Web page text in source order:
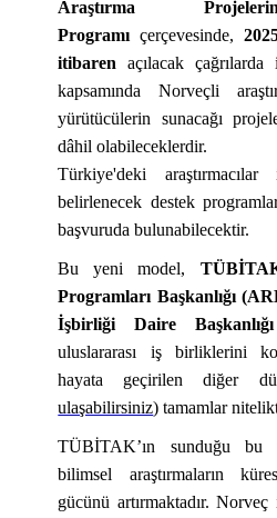
Hakkımızda
Tarihçe
Tanıtım Filmi
Kurumsal Kimlik
Üniversite Yönetimi
Rektör Yardımcıları
Rektör Danışmanları
Stratejik Plan
2022-2026 Stratejik
İdare Faaliyet Raporu
Yönetim Modelleri
Yönetişim Modeli
Politikalarımız
AKADEMİK
Lisansüstü Eğitim Enstitüsü
Mühendislik ve Doğa
Sağlık Bilimleri Fakültesi
Meslek Yüksekokulları
Akçadağ Meslek
Yüksekokullar
ÖĞRENCİ
OBS (Öğrenci ve
OBS ( Bölüm Başkanı
Öğrenci Toplulukları
Mezun Bilgi Sistemi
Uygulama ve Araştırma
Arı ve Arı Ürünleri
Araştırma Koordinatörlüğü
İDARİ
Genel Sekreterlik
E-HİZMET
Araştırma
Programı çerçevesinde,
itibaren açılacak
kapsamında Norveçli
yürütücülerin sunacağı
dâhil olabileceklerdir.
Türkiye'deki
belirlenecek destek
başvuruda bulunabilecektir.
Bu yeni model,
Programları Başkanlığı
İşbirliği Daire
uluslararası iş birliklerini
hayata geçirilen diğer
ulaşabilirsiniz) tamamlar
TÜBİTAK’ın sunduğu bu
bilimsel araştırmaların
gücünü artırmaktadır.